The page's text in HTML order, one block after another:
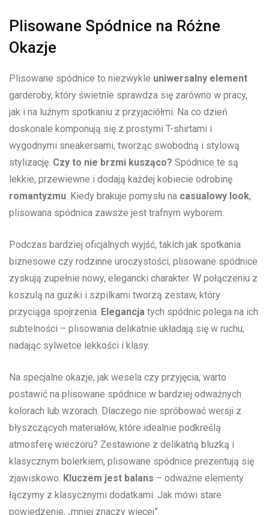
Plisowane Spódnice na ​Różne
Okazje
Plisowane spódnice to niezwykle uniwersalny ⁢element
garderoby, ​który świetnie‍ sprawdza ​się zarówno w pracy,
jak i na⁤ luźnym spotkaniu z przyjaciółmi. Na co dzień
doskonale​ komponują się ⁤z prostymi T-shirtami i
wygodnymi sneakersami, ​tworząc‍ swobodną i ‌stylową
stylizację. Czy⁤ to ‍nie brzmi kusząco? Spódnice⁤ te są
lekkie, przewiewne i⁤ dodają każdej kobiecie odrobinę
romantyzmu. Kiedy brakuje ⁤pomysłu na casualowy ‌look,
plisowana spódnica zawsze jest trafnym wyborem.
Podczas ​bardziej oficjalnych wyjść, takich jak‍ spotkania
biznesowe czy⁣ rodzinne ‍uroczystości, ⁢plisowane spódnice
zyskują zupełnie nowy, elegancki charakter. W połączeniu ⁤z
koszulą ⁤na guziki i‍ szpilkami tworzą⁣ zestaw, który
przyciąga spojrzenia. Elegancja ⁣tych spódnic polega na ich‌
subtelności – plisowania delikatnie układają się w ruchu,
nadając sylwetce ​lekkości i klasy.
Na⁣ specjalne okazje, jak wesela ⁤czy⁢ przyjęcia, warto‌
postawić na ‌plisowane spódnice w bardziej odważnych
⁢kolorach lub wzorach. ‍Dlaczego ​nie spróbować⁢ wersji z
⁢błyszczących materiałów, które idealnie‌ podkreślą
atmosferę​ wieczoru? Zestawione z delikatną bluzką i
klasycznym bolerkiem, plisowane spódnice prezentują się⁣
zjawiskowo. Kluczem jest ​balans – odważne⁤ elementy
łączymy z klasycznymi‍ dodatkami. Jak‍ mówi stare
powiedzenie, „mniej znaczy więcej”.